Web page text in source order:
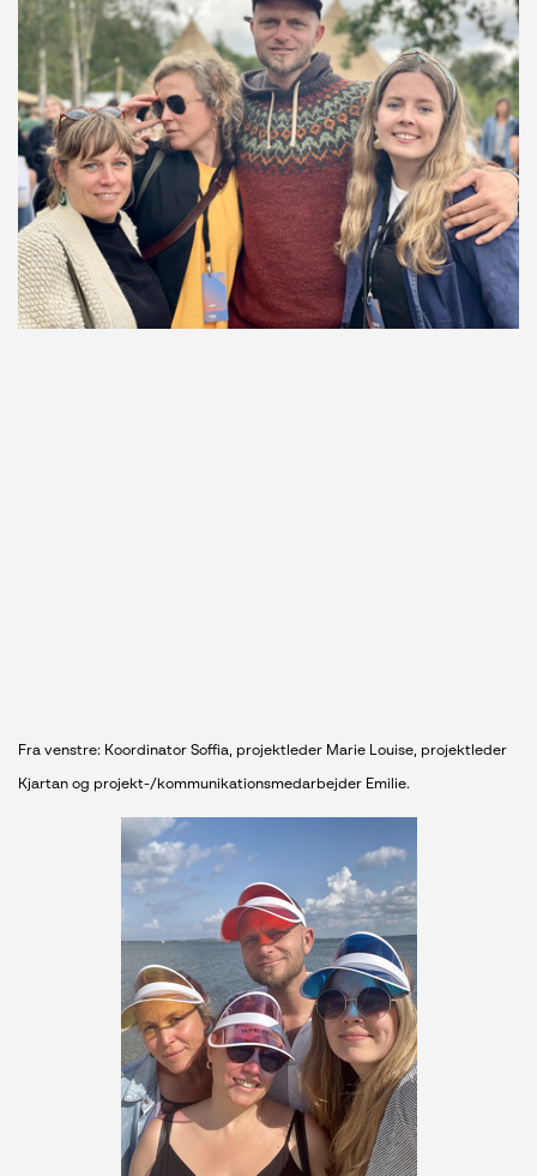
Fra venstre: Koordinator Soffia, projektleder Marie Louise, projektleder
Kjartan og projekt-/kommunikationsmedarbejder Emilie.